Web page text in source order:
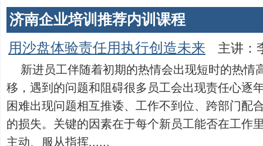
济南企业培训推荐内训课程
用沙盘体验责任用执行创造未来 主讲：
新进员工伴随着初期的热情会出现短时的热情
移，遇到的问题和阻碍很多员工会出现责任心逐
困难出现问题相互推诿、工作不到位、跨部门配
的损失。关键的因素在于每个新员工能否在工作
主动、服从指挥......